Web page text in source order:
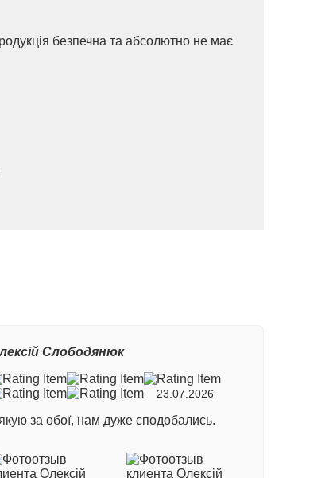
безпечна та абсолютно не має
Слободянюк
23.07.2026
за обої, нам дуже сподобались.